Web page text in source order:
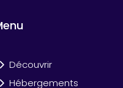
Découvrir
Hébergements